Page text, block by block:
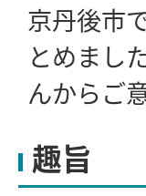
京丹後市
とめまし
んからご
趣旨